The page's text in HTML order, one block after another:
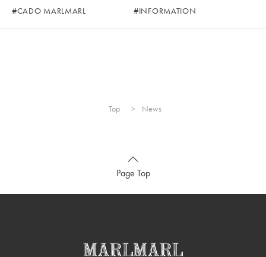
CADO MARLMARL
INFORMATION
Top News
Page Top